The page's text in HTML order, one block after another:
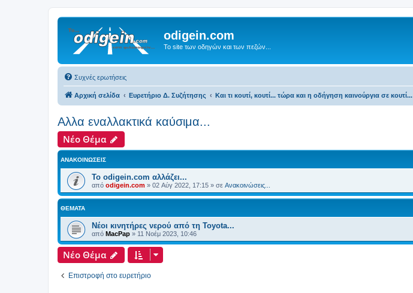
odigein.com
Το site των οδηγών και των πεζών...
Συχνές ερωτήσεις
Αρχική σελίδα Ευρετήριο Δ. Συζήτησης Και τι κουτί, κουτί... τώρα και η οδήγηση καινούργια σε κουτί...
Αλλα εναλλακτικά καύσιμα...
Νέο Θέμα
ΑΝΑΚΟΙΝΏΣΕΙΣ
Το odigein.com αλλάζει...
από odigein.com » 02 Αύγ 2022, 17:15 » σε Ανακοινώσεις...
ΘΈΜΑΤΑ
Νέοι κινητήρες νερού από τη Toyota...
από MacPap » 11 Νοέμ 2023, 10:46
Νέο Θέμα
Επιστροφή στο ευρετήριο